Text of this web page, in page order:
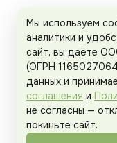
Рекламодателям
Мы используем
аналитики и
сайт, вы даёте
(ОГРН
данных и
соглашения и
не согласны —
покиньте сайт.